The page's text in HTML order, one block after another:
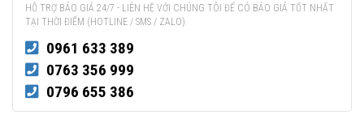
HỖ TRỢ BÁO GIÁ 24/7 - LIÊN HỆ VỚI CHÚNG TÔI ĐỂ CÓ BÁO GIÁ TỐT NHẤT
TẠI THỜI ĐIỂM (HOTLINE / SMS / ZALO)
0961 633 389
0763 356 999
0796 655 386